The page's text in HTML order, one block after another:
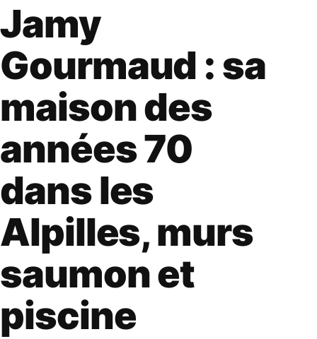
Jamy
Gourmaud : sa
maison des
années 70
dans les
Alpilles, murs
saumon et
piscine